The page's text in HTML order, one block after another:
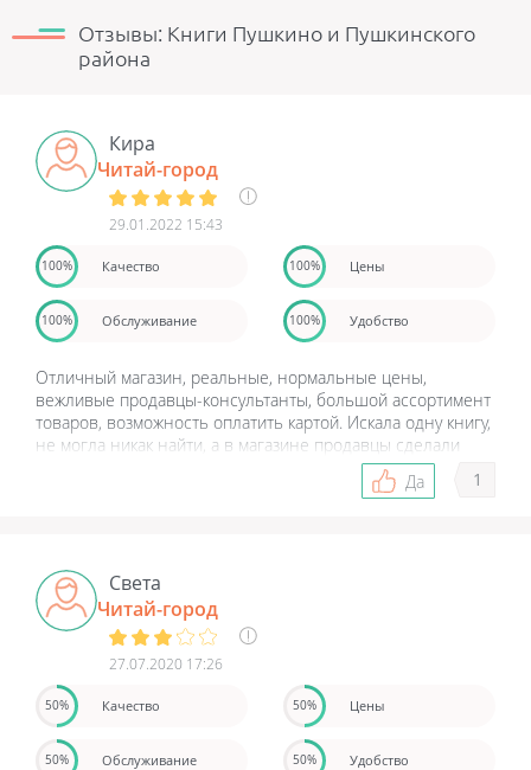
Отзывы: Книги Пушкино и Пушкинского
района
Кира
Читай-город
29.01.2022 15:43
100% Качество 100% Цены
100% Обслуживание 100% Удобство
Отличный магазин, реальные, нормальные цены,
вежливые продавцы-консультанты, большой ассортимент
товаров, возможность оплатить картой. Искала одну книгу,
не могла никак найти, а в магазине продавцы сделали
заказ, и мне через определенное время перезвонили, я
пришла и забрала. Отлично, супер! Спасибо огромное!
Да 1
Света
Читай-город
27.07.2020 17:26
50% Качество 50% Цены
50% Обслуживание 50% Удобство